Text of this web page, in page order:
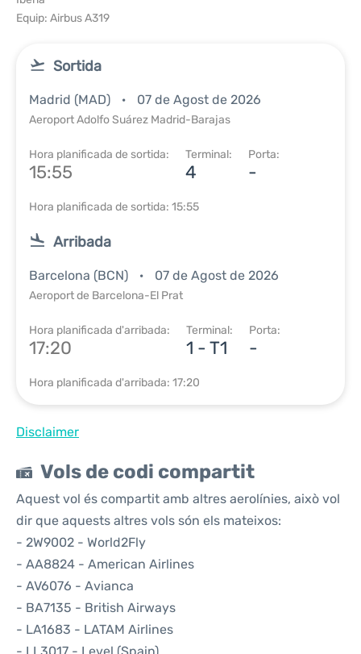
Equip: Airbus A319
Sortida
Madrid (MAD) 07 de Agost de 2026
Aeroport Adolfo Suárez Madrid-Barajas
Hora planificada de sortida:
15:55
Terminal:
4
Porta:
-
Hora planificada de sortida: 15:55
Arribada
Barcelona (BCN) 07 de Agost de 2026
Aeroport de Barcelona-El Prat
Hora planificada d'arribada:
17:20
Terminal:
1 - T1
Porta:
-
Hora planificada d'arribada: 17:20
Disclaimer
Vols de codi compartit
Aquest vol és compartit amb altres aerolínies, això vol
dir que aquests altres vols són els mateixos:
- 2W9002 - World2Fly
- AA8824 - American Airlines
- AV6076 - Avianca
- BA7135 - British Airways
- LA1683 - LATAM Airlines